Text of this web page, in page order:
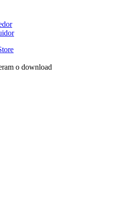
o download